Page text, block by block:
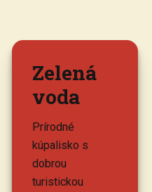
Zelená
voda
Prírodné
kúpalisko s
dobrou
turistickou